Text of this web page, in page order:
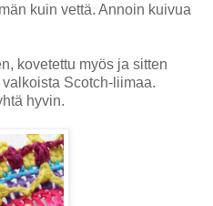
kuin vettä. Annoin kuivua
kovetettu myös ja sitten
Scotch-liimaa.
hyvin.